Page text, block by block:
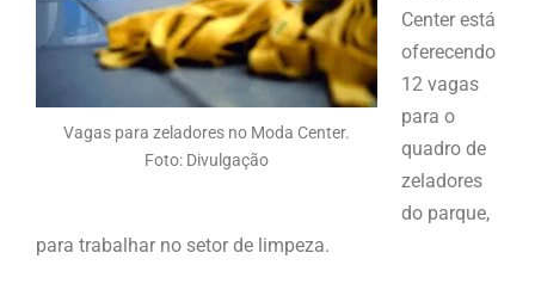
Vagas para zeladores no Moda Center.
Foto: Divulgação
Center está
oferecendo
12 vagas
para o
quadro de
zeladores
do parque,
para trabalhar no setor de limpeza.